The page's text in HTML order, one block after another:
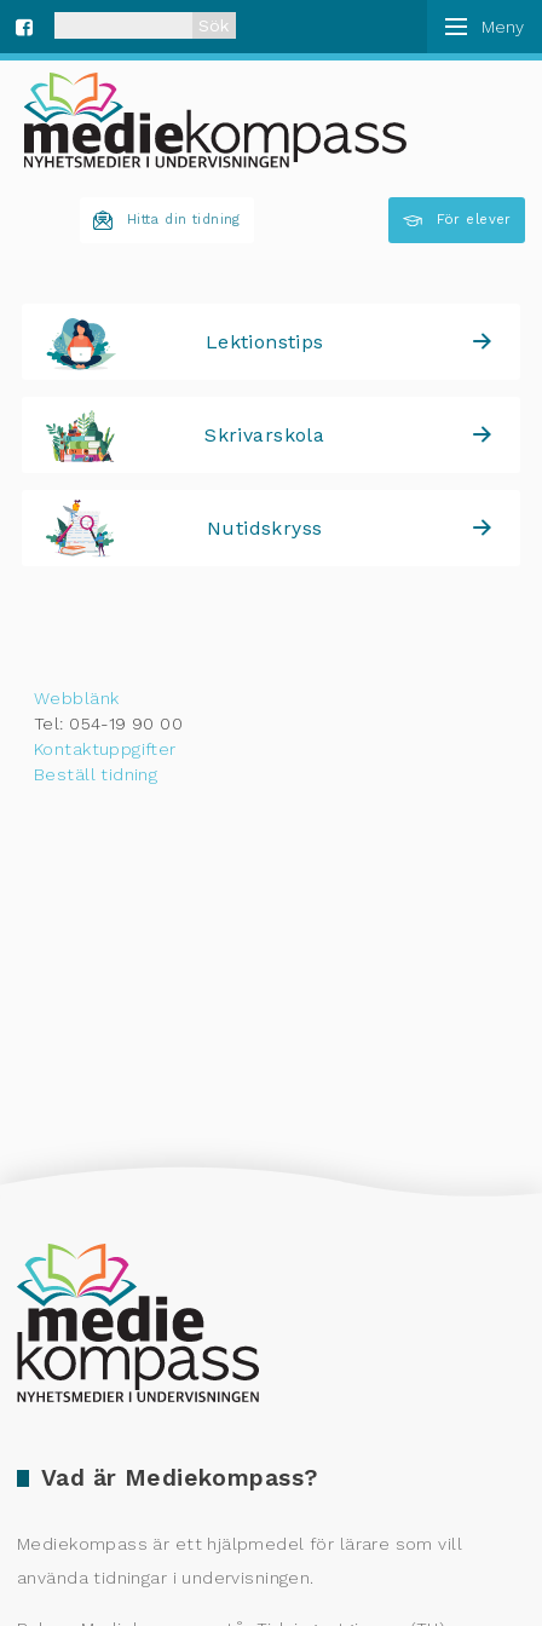
ce
När automatisk komplettering av resultat är
Hitta din tidning För elever
Lektionstips
Skrivarskola
Nutidskryss
Webblänk
Tel: 054-19 90 00
Kontaktuppgifter
Beställ tidning
Vad är Mediekompass?
Mediekompass är ett hjälpmedel för lärare som vill
använda tidningar i undervisningen.
Producerad av Gota Media Brand Studio